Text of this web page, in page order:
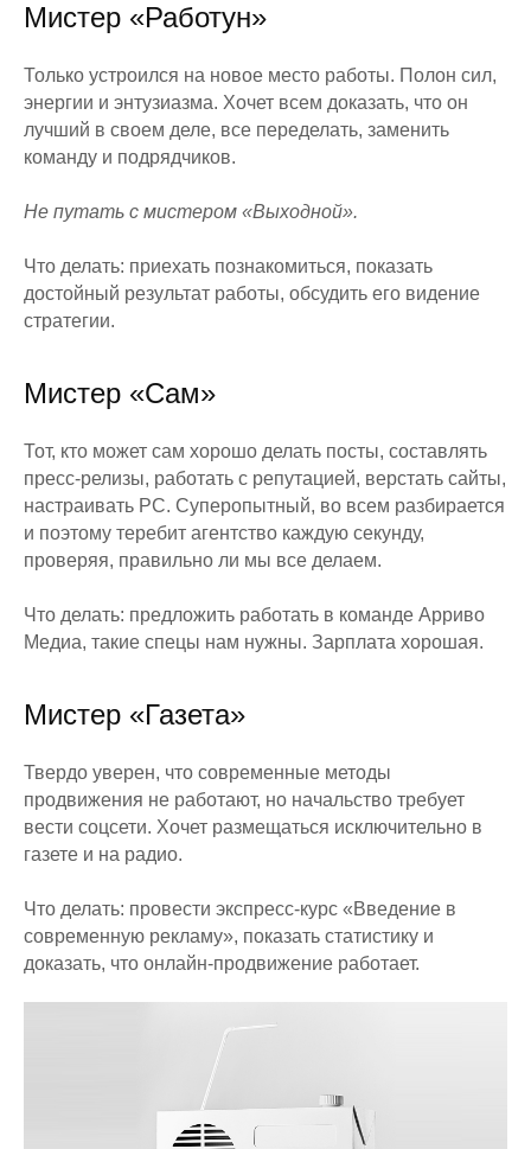
Мистер «Работун»
Только устроился на новое место работы. Полон сил,
энергии и энтузиазма. Хочет всем доказать, что он
лучший в своем деле, все переделать, заменить
команду и подрядчиков.
Не путать с мистером «Выходной».
Что делать: приехать познакомиться, показать
достойный результат работы, обсудить его видение
стратегии.
Мистер «Сам»
Тот, кто может сам хорошо делать посты, составлять
пресс-релизы, работать с репутацией, верстать сайты,
настраивать РС. Суперопытный, во всем разбирается
и поэтому теребит агентство каждую секунду,
проверяя, правильно ли мы все делаем.
Что делать: предложить работать в команде Арриво
Медиа, такие спецы нам нужны. Зарплата хорошая.
Мистер «Газета»
Твердо уверен, что современные методы
продвижения не работают, но начальство требует
вести соцсети. Хочет размещаться исключительно в
газете и на радио.
Что делать: провести экспресс-курс «Введение в
современную рекламу», показать статистику и
доказать, что онлайн-продвижение работает.